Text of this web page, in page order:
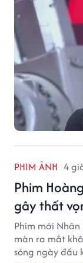
PHIM ẢNH 4
Phim
gây thất
Phim mới
màn ra mắt
sóng ngày đầu